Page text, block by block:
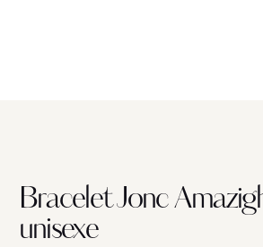
Bracelet Jonc
unisexe